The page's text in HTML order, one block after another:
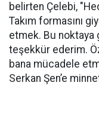
belirten Çelebi,
Takım formasını
etmek. Bu
teşekkür ederim.
bana mücadele
Serkan Şen’e